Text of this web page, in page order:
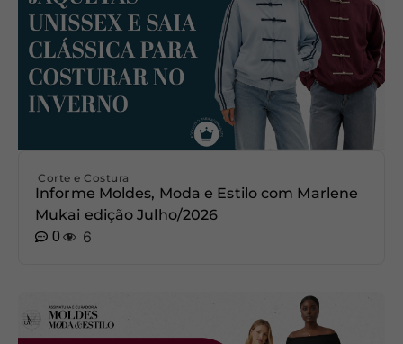
Corte e Costura
Informe Moldes, Moda e Estilo com Marlene
Mukai edição Julho/2026
0
6